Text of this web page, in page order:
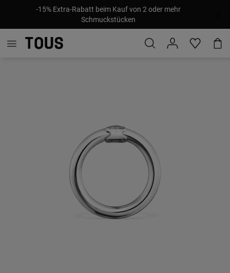
-15% Extra-Rabatt beim Kauf von 2 oder mehr
Schmuckstücken